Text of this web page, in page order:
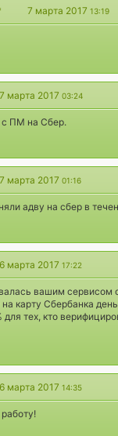
7 марта 2017 13:19
7 марта 2017 03:24
с ПМ на Сбер.
7 марта 2017 01:16
адву на сбер в
6 марта 2017 17:22
вашим сервисом
карту Сбербанка
для тех, кто
6 марта 2017 14:35